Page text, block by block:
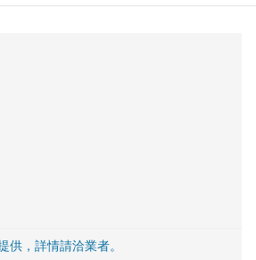
供，詳情請洽業者。